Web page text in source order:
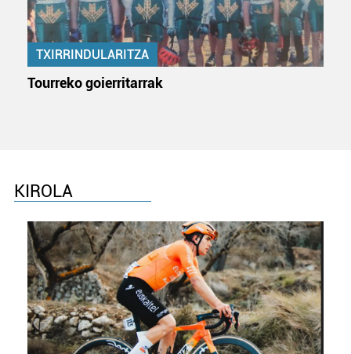
TXIRRINDULARITZA
Tourreko goierritarrak
KIROLA